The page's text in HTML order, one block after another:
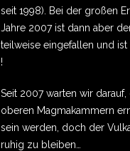
seit 1998). Bei der großen
Jahre 2007 ist dann aber
teilweise eingefallen und
!
Seit 2007 warten wir darauf,
oberen Magmakammern
sein werden, doch der
ruhig zu bleiben…